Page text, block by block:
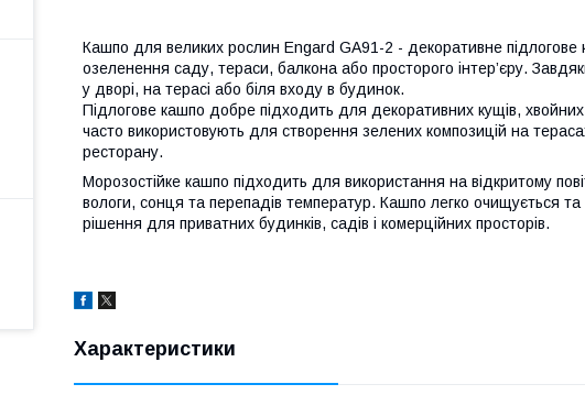
Кашпо для великих рослин Engard GA91-2 - декоративне
озеленення саду, тераси, балкона або просторого інтер’єру.
у дворі, на терасі або біля входу в будинок.
Підлогове кашпо добре підходить для декоративних кущів, хвойних
часто використовують для створення зелених композицій на
ресторану.
Морозостійке кашпо підходить для використання на відкритому
вологи, сонця та перепадів температур. Кашпо легко очищується
рішення для приватних будинків, садів і комерційних просторів.
Характеристики